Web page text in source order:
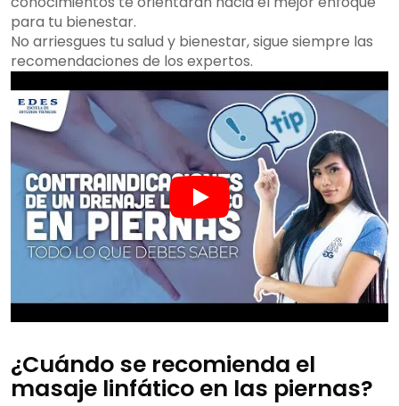
para tu bienestar.
No arriesgues tu salud y bienestar, sigue siempre las
recomendaciones de los expertos.
¿Cuándo se recomienda el
masaje linfático en las piernas?